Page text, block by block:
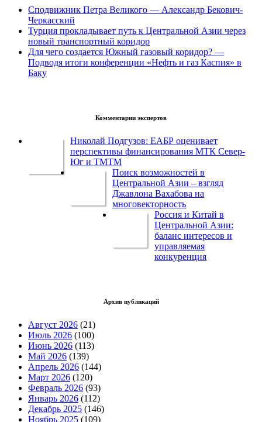
Сподвижник Петра Великого — Александр Бекович-
Черкасский
Турция прокладывает путь к Центральной Азии через
новый транспортный коридор
Для чего создается Южный газовый коридор? —
Подводя итоги конференции «Нефть и газ Каспия» в
Баку
Комментарии экспертов
Николай Подгузов: ЕАБР оценивает
перспективы финансирования МТК Север-
Юг и ТМТМ
Поиск возможностей в
Центральной Азии – взгляд
Джавлона Вахабова на
многовекторность
Россия и Китай в
Центральной Азии:
баланс интересов и
управляемая
конкуренция
Архив публикаций
Август 2026 (21)
Июль 2026 (100)
Июнь 2026 (113)
Май 2026 (139)
Апрель 2026 (144)
Март 2026 (120)
Февраль 2026 (93)
Январь 2026 (112)
Декабрь 2025 (146)
Ноябрь 2025 (109)